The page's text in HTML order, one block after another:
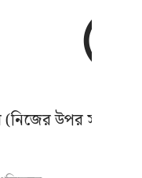
উপর সংঘটিত)